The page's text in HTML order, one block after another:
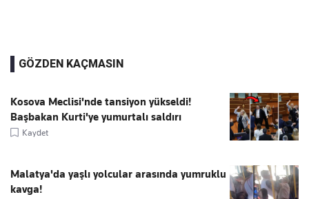
GÖZDEN KAÇMASIN
Kosova Meclisi'nde tansiyon yükseldi!
Başbakan Kurti'ye yumurtalı saldırı
Kaydet
Malatya'da yaşlı yolcular arasında yumruklu
kavga!